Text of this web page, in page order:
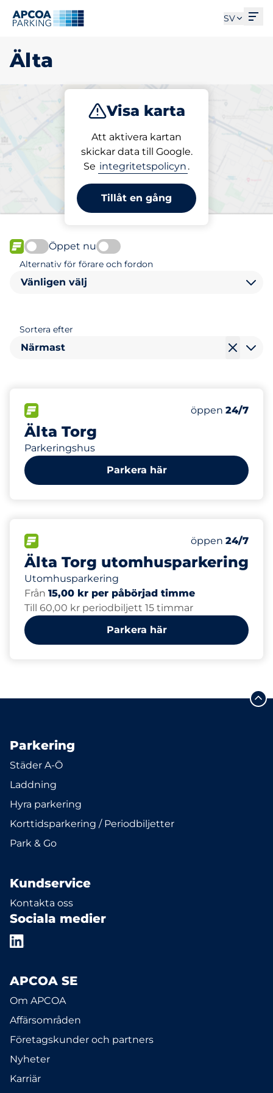
SV
Älta
Visa karta
Att aktivera kartan
skickar data till Google.
Se integritetspolicyn .
Tillåt en gång
Parkera Ladda
Välj din parkeringsplats i
FLÖDE
Öppet nu
Alternativ för förare och fordon
Vänligen välj
Sortera efter
Närmast
Älta Torg
Parkeringshus
Antal
Totalt antal
Electric Car
öppen 24/7
Parkera här
Älta Torg utomhusparkering
Utomhusparkering
Antal
Totalt antal
öppen 24/7
Från 15,00 kr per påbörjad timme
Till 60,00 kr periodbiljett 15 timmar
Parkera här
Parkering
Städer A-Ö
Laddning
Hyra parkering
Korttidsparkering / Periodbiljetter
Park & Go
Kundservice
Kontakta oss
Sociala medier
APCOA SE
Om APCOA
Affärsområden
Företagskunder och partners
Nyheter
Karriär